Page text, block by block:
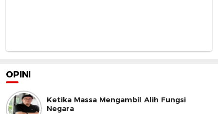
OPINI
Ketika Massa Mengambil Alih Fungsi
Negara